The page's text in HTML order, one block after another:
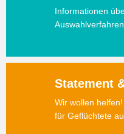
Informationen
Statement
Wir wollen
für Geflüchtete